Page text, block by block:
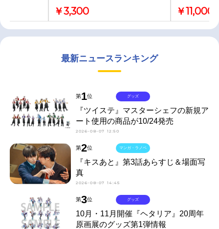
￥3,300 ￥11,000
最新ニュースランキング
第1位
『ツイステ』マスターシェフの新規ア
ート使用の商品が10/24発売
2026-08-07 12:50
グッズ
第2位
『キスあと』第3話あらすじ＆場面写
真
2026-08-07 14:45
マンガ・ラノベ
第3位
10月・11月開催『ヘタリア』20周年
原画展のグッズ第1弾情報
グッズ